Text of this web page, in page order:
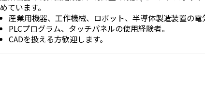
めています。
産業用機器、工作機械、ロボット、半導体製造装置の電
PLCプログラム、タッチパネルの使用経験者。
CADを扱える方歓迎します。